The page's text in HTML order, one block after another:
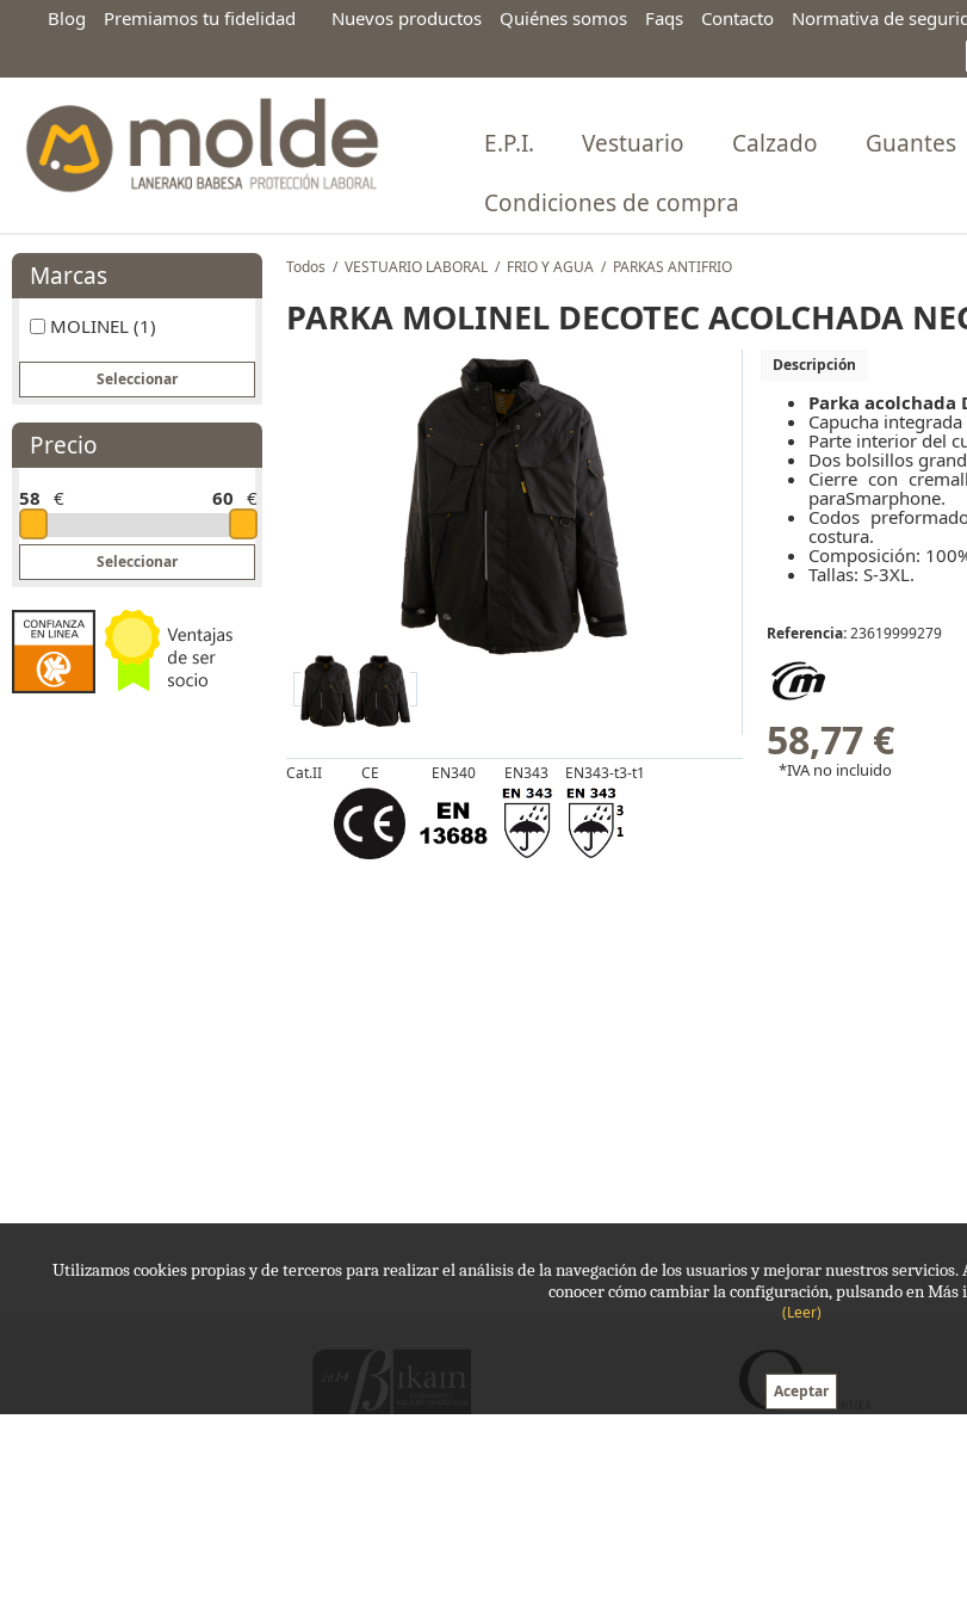
Utilizamos cookies propias y de terceros para realizar el análisis de la navegación de los usuarios y mejorar nuestros
conocer cómo cambiar la configuración, pulsando en Más
(Leer)
Blog Premiamos tu fidelidad Nuevos productos Quiénes somos Faqs Contacto Normativa de
E.P.I. Vestuario Calzado Guantes
Condiciones de compra
Marcas
MOLINEL (1)
Precio
58 € 60 €
Todos / VESTUARIO LABORAL / FRIO Y AGUA / PARKAS ANTIFRIO
PARKA MOLINEL DECOTEC ACOLCHADA
Cat.II CE EN340 EN343 EN343-t3-t1
Descripción
Parka acolchada
Capucha
Parte interior del
Dos bolsillos
Cierre con
paraSmarphone.
Codos
costura.
Composición:
Tallas: S-3XL.
Referencia:23619999279
58,77 €
*IVA no incluido